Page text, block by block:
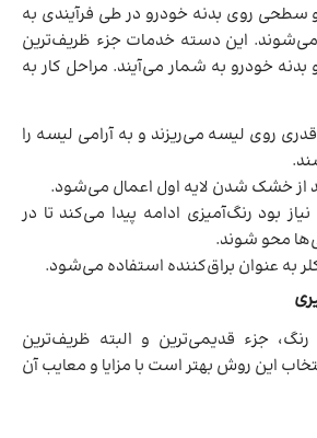
روی بدنه خودرو در طی فرآیندی به
این دسته خدمات جزء ظریف‌ترین
خودرو به شمار می‌آیند. مراحل کار به
روی لیسه می‌ریزند و به آرامی لیسه را
از خشک شدن لایه اول اعمال می‌شود.
بود رنگ‌آمیزی ادامه پیدا می‌کند تا در
محو شوند.
به عنوان براق‌کننده استفاده می‌شود.
جزء قدیمی‌ترین و البته ظریف‌ترین
این روش بهتر است با مزایا و معایب آن